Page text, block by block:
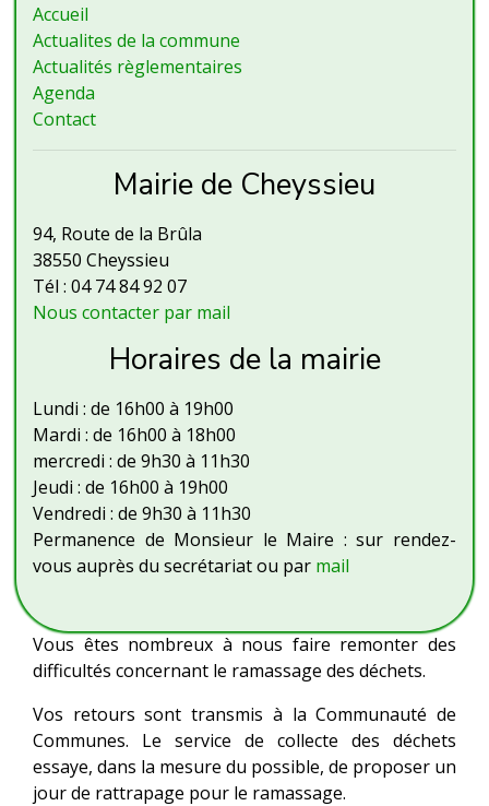
Accueil
Actualites de la commune
Actualités règlementaires
Agenda
Contact
Mairie de Cheyssieu
94, Route de la Brûla
38550 Cheyssieu
Tél : 04 74 84 92 07
Nous contacter par mail
Horaires de la mairie
Lundi : de 16h00 à 19h00
Mardi : de 16h00 à 18h00
mercredi : de 9h30 à 11h30
Jeudi : de 16h00 à 19h00
Vendredi : de 9h30 à 11h30
Permanence de Monsieur le Maire : sur rendez-
vous auprès du secrétariat ou par mail
Vous êtes nombreux à nous faire remonter des
difficultés concernant le ramassage des déchets.
Vos retours sont transmis à la Communauté de
Communes. Le service de collecte des déchets
essaye, dans la mesure du possible, de proposer un
jour de rattrapage pour le ramassage.